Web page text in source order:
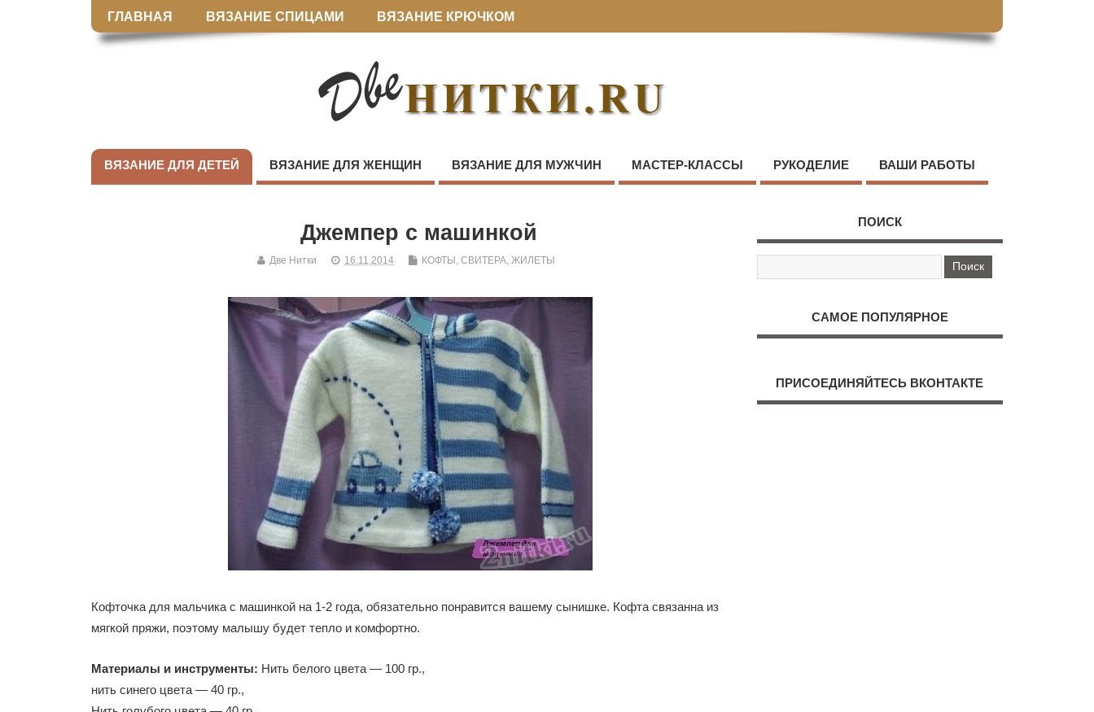
ГЛАВНАЯ ВЯЗАНИЕ СПИЦАМИ ВЯЗАНИЕ КРЮЧКОМ
ВЯЗАНИЕ ДЛЯ ДЕТЕЙ ВЯЗАНИЕ ДЛЯ ЖЕНЩИН ВЯЗАНИЕ ДЛЯ МУЖЧИН МАСТЕР-КЛАССЫ РУКОДЕЛИЕ ВАШИ РАБОТЫ
Джемпер с машинкой
Две Нитки 16.11.2014 КОФТЫ, СВИТЕРА, ЖИЛЕТЫ
Кофточка для мальчика с машинкой на 1-2 года, обязательно понравится вашему сынишке. Кофта связанна из
мягкой пряжи, поэтому малышу будет тепло и комфортно.
Материалы и инструменты: Нить белого цвета — 100 гр.,
нить синего цвета — 40 гр.,
ПОИСК
САМОЕ ПОПУЛЯРНОЕ
ПРИСОЕДИНЯЙТЕСЬ ВКОНТАКТЕ